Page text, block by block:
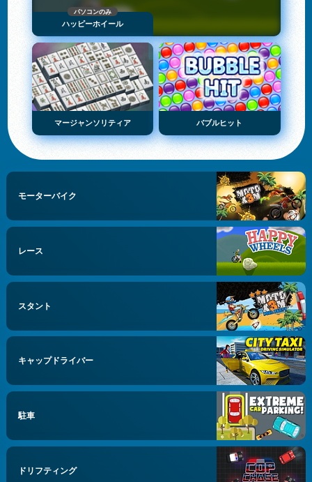
パソコンのみ
ハッピーホイール
マージャンソリティア バブルヒット
モーターバイク
レース
スタント
キャップドライバー
駐車
ドリフティング